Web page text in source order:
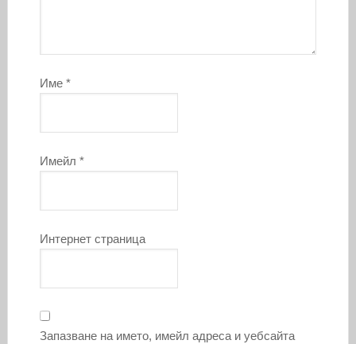
Име *
Имейл *
Интернет страница
Запазване на името, имейл адреса и уебсайта